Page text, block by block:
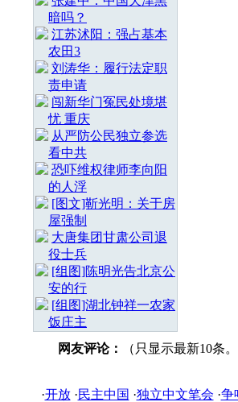
暗吗？
江苏沭阳：强占基本
农田3
刘涛华：履行法定职
责申请
闯新华门冤民处境堪
忧 重庆
从严防公民独立参选
看中共
恐吓维权律师李向阳
的人浮
[图文]靳光明：关于房
屋强制
大唐集团甘肃公司退
役士兵
[组图]陈明光告北京公
安的行
[组图]湖北钟祥一农家
饭庄主
网友评论： （只显示最新10条
·开放·民主中国 ·独立中文笔会 ·争